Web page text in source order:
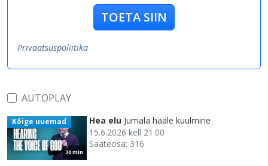
TOETA SIIN
Privaatsuspoliitika
AUTOPLAY
30 min
Kõige uuemad Hea elu Jumala hääle kuulmine
15.6.2026 kell 21.00
Saateosa: 316